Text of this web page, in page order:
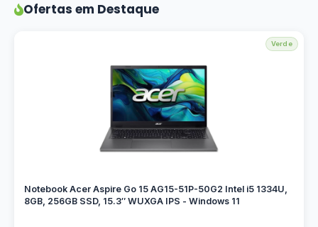
Ofertas em Destaque
Verde
Notebook Acer Aspire Go 15 AG15-51P-50G2 Intel i5 1334U,
8GB, 256GB SSD, 15.3″ WUXGA IPS - Windows 11